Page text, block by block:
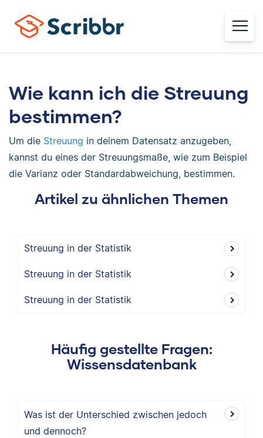
Wie kann ich die Streuung
bestimmen?
Um die Streuung in deinem Datensatz anzugeben,
kannst du eines der Streuungsmaße, wie zum Beispiel
die Varianz oder Standardabweichung, bestimmen.
Artikel zu ähnlichen Themen
Streuung in der Statistik
Streuung in der Statistik
Streuung in der Statistik
Häufig gestellte Fragen:
Wissensdatenbank
Was ist der Unterschied zwischen jedoch
und dennoch?